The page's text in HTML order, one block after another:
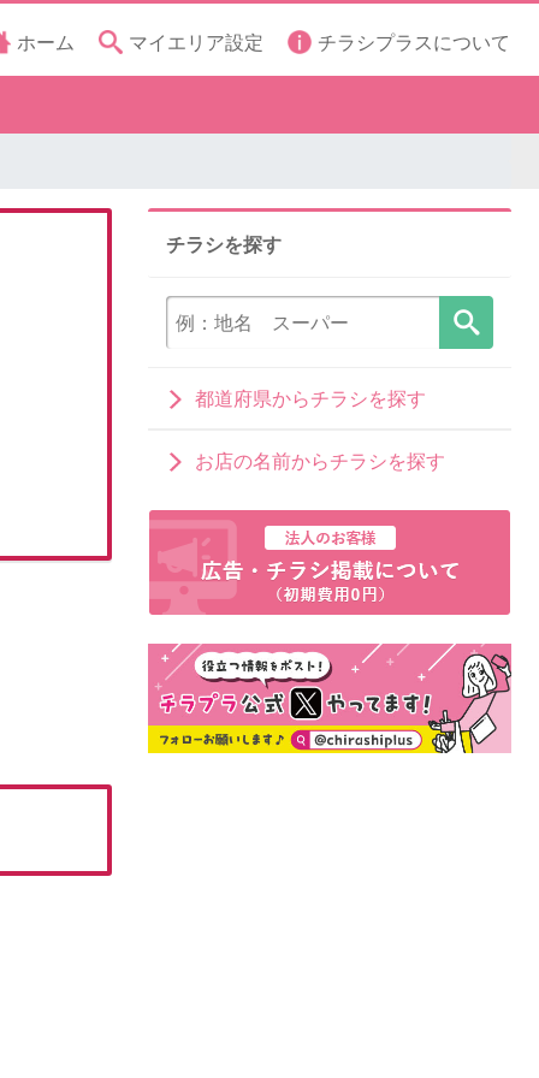
ホーム マイエリア設定 チラシプラスについて
チラシを探す
都道府県からチラシを探す
お店の名前からチラシを探す